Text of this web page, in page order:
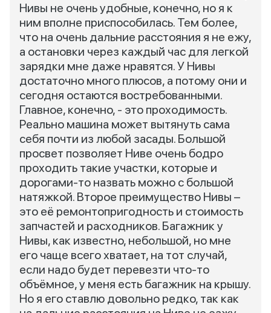
Нивы не очень удобные, конечно, но я к
ним вполне приспособилась. Тем более,
что на очень дальние расстояния я не ежу,
а остановки через каждый час для легкой
зарядки мне даже нравятся. У Нивы
достаточно много плюсов, а потому они и
сегодня остаются востребованными.
Главное, конечно, - это проходимость.
Реально машина может вытянуть сама
себя почти из любой засады. Большой
просвет позволяет Ниве очень бодро
проходить такие участки, которые и
дорогами-то назвать можно с большой
натяжкой. Второе преимущество Нивы –
это её ремонтопригодность и стоимость
запчастей и расходников. Багажник у
Нивы, как известно, небольшой, но мне
его чаще всего хватает, на тот случай,
если надо будет перевезти что-то
объёмное, у меня есть багажник на крышу.
Но я его ставлю довольно редко, так как